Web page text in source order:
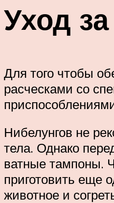
Уход
Для того чтобы
расческами со
Нибелунгов не
тела. Однако
ватные тампоны.
приготовить еще
животное и